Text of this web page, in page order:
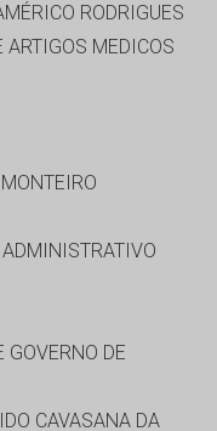
RODRIGUES
ARTIGOS MEDICOS
GOVERNO DE
CAVASANA DA